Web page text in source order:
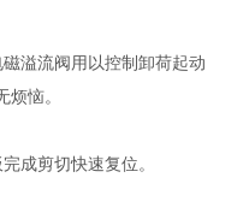
溢流阀用以控制卸荷起动
恼。
剪切快速复位。